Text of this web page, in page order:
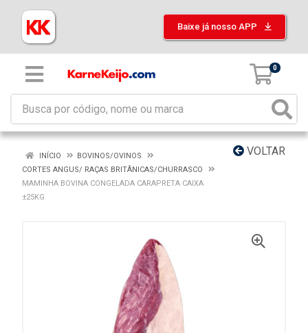
Baixe já nosso APP
0
VOLTAR
INÍCIO
BOVINOS/OVINOS
CORTES ANGUS/ RAÇAS BRITÂNICAS/CHURRASCO
MAMINHA BOVINA CONGELADA CARAPRETA CAIXA
±25KG